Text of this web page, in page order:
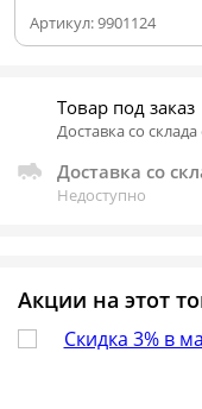
Артикул:9901124
Товар под заказ
Доставка со
Доставка со
Недоступно
Акции на этот